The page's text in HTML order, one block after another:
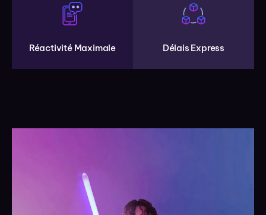
Délais Express
Réactivité Maximale